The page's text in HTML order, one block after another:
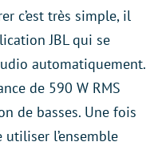
c’est très simple, il
JBL qui se
automatiquement.
de 590 W RMS
de basses. Une fois
l’ensemble